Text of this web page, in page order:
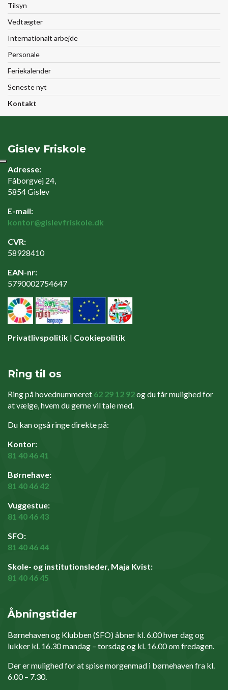
Tilsyn
Vedtægter
Internationalt arbejde
Personale
Feriekalender
Seneste nyt
Kontakt
Gislev Friskole
Adresse:
Fåborgvej 24,
5854 Gislev
E-mail:
kontor@gislevfriskole.dk
CVR:
58928410
EAN-nr:
5790002754647
Privatlivspolitik | Cookiepolitik
Ring til os
Ring på hovednummeret 62 29 12 92og du får mulighed for
at vælge, hvem du gerne vil tale med.
Du kan også ringe direkte på:
Kontor:
81 40 46 41
Børnehave:
81 40 46 42
Vuggestue:
81 40 46 43
SFO:
81 40 46 44
Skole- og institutionsleder, Maja Kvist:
81 40 46 45
Åbningstider
Børnehaven og Klubben (SFO) åbner kl. 6.00 hver dag og
lukker kl. 16.30 mandag – torsdag og kl. 16.00 om fredagen.
Der er mulighed for at spise morgenmad i børnehaven fra kl.
6.00 – 7.30.